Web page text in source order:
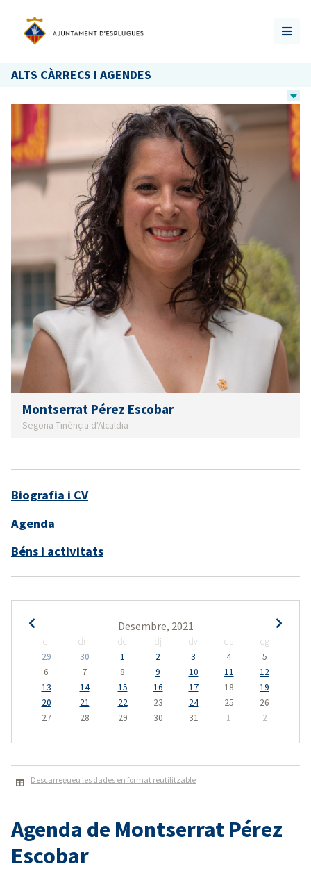
ALTS CÀRRECS I AGENDES
Montserrat Pérez Escobar
Segona Tinènçia d'Alcaldia
Biografia i CV
Agenda
Béns i activitats
Desembre, 2021
dl dm dc dj dv ds
dg
29
30 1 2 3 4
5
6
7 8 9 10 11
12
13
14 15 16 17 18
19
20
21 22 23 24 25
26
27
28 29 30 31 1 2
Descarregueu les dades en format reutilitzable
Agenda de Montserrat Pérez
Escobar